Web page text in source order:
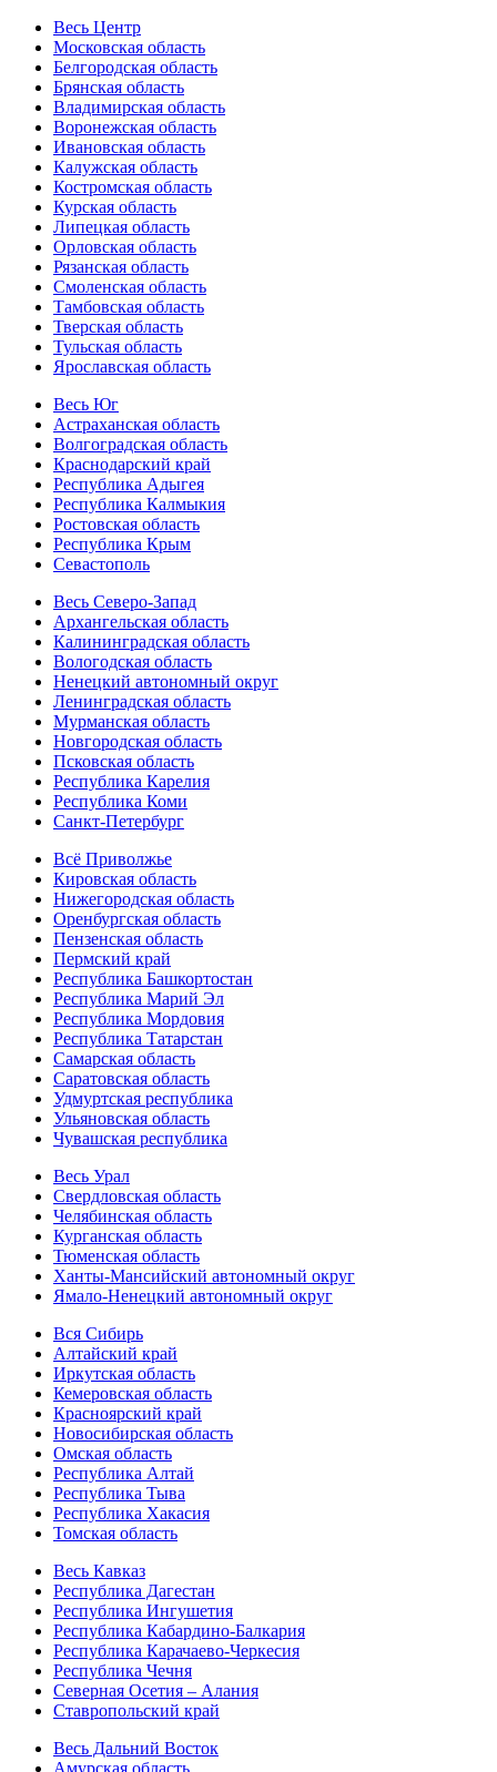
Весь Центр
Московская область
Белгородская область
Брянская область
Владимирская область
Воронежская область
Ивановская область
Калужская область
Костромская область
Курская область
Липецкая область
Орловская область
Рязанская область
Смоленская область
Тамбовская область
Тверская область
Тульская область
Ярославская область
Весь Юг
Астраханская область
Волгоградская область
Краснодарский край
Республика Адыгея
Республика Калмыкия
Ростовская область
Республика Крым
Севастополь
Весь Северо-Запад
Архангельская область
Калининградская область
Вологодская область
Ненецкий автономный округ
Ленинградская область
Мурманская область
Новгородская область
Псковская область
Республика Карелия
Республика Коми
Санкт-Петербург
Всё Приволжье
Кировская область
Нижегородская область
Оренбургская область
Пензенская область
Пермский край
Республика Башкортостан
Республика Марий Эл
Республика Мордовия
Республика Татарстан
Самарская область
Саратовская область
Удмуртская республика
Ульяновская область
Чувашская республика
Весь Урал
Свердловская область
Челябинская область
Курганская область
Тюменская область
Ханты-Мансийский автономный округ
Ямало-Ненецкий автономный округ
Вся Сибирь
Алтайский край
Иркутская область
Кемеровская область
Красноярский край
Новосибирская область
Омская область
Республика Алтай
Республика Тыва
Республика Хакасия
Томская область
Весь Кавказ
Республика Дагестан
Республика Ингушетия
Республика Кабардино-Балкария
Республика Карачаево-Черкесия
Республика Чечня
Северная Осетия – Алания
Ставропольский край
Весь Дальний Восток
Амурская область